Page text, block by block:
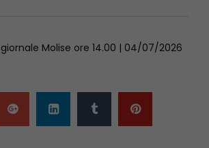
Molise ore 14.00 | 04/07/2026